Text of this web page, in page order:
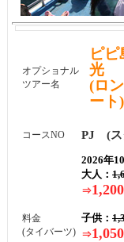
オプショナル
ツアー名
ピ
光
(ロ
ート)
コースNO PJ (ス
料金
(タイバーツ)
2026年
大人：
⇒1,200
子供：
⇒1,050